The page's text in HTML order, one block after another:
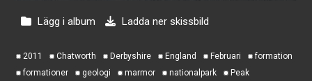
Lägg i album Ladda ner skissbild
2011 Chatworth Derbyshire England Februari
formation
formationer
geologi marmor nationalpark
Peak